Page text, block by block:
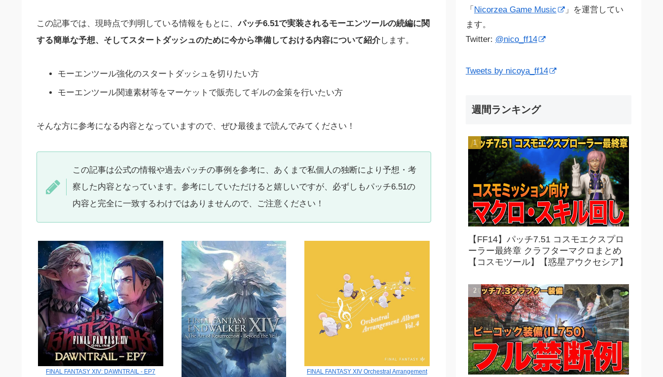
この記事では、現時点で判明している情報をもとに、パッチ6.51で実装されるモーエンツールの続編に関
する簡単な予想、そしてスタートダッシュのために今から準備しておける内容について紹介します。
モーエンツール強化のスタートダッシュを切りたい方
モーエンツール関連素材等をマーケットで販売してギルの金策を行いたい方
そんな方に参考になる内容となっていますので、ぜひ最後まで読んでみてください！
この記事は公式の情報や過去パッチの事例を参考に、あくまで私個人の独断により予想・考
察した内容となっています。参考にしていただけると嬉しいですが、必ずしもパッチ6.51の
内容と完全に一致するわけではありませんので、ご注意ください！
FINAL FANTASY XIV: DAWNTRAIL - EP7
FINAL FANTASY XIV Orchestral Arrangement
「 Nicorzea Game Music
」を運営してい
ます。
Twitter: @nico_ff14
Tweets by nicoya_ff14
週間ランキング
【FF14】パッチ7.51 コスモエクスプロ
ーラー最終章 クラフターマクロまとめ
【コスモツール】【惑星アウクセシア】